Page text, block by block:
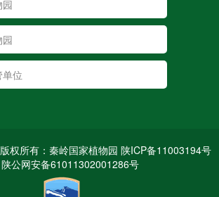
权所有：秦岭国家植物园 陕ICP备11003194号
陕公网安备61011302001286号